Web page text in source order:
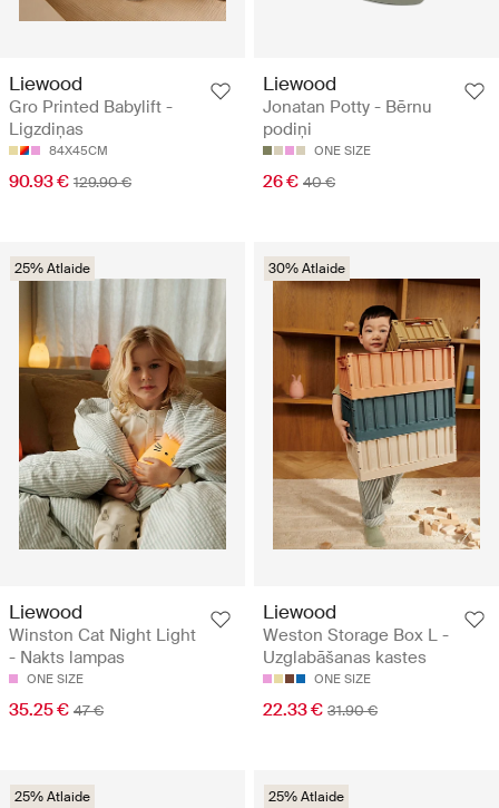
Liewood
Gro Printed Babylift -
Ligzdiņas
84X45CM
90.93 € 129.90 €
Liewood
Jonatan Potty - Bērnu
podiņi
ONE SIZE
26 € 40 €
25% Atlaide
Liewood
Winston Cat Night Light
- Nakts lampas
ONE SIZE
35.25 € 47 €
30% Atlaide
Liewood
Weston Storage Box L -
Uzglabāšanas kastes
ONE SIZE
22.33 € 31.90 €
25% Atlaide 25% Atlaide